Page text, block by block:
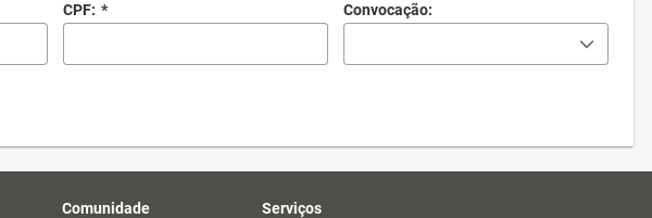
CPF: * Convocação:
Comunidade Serviços